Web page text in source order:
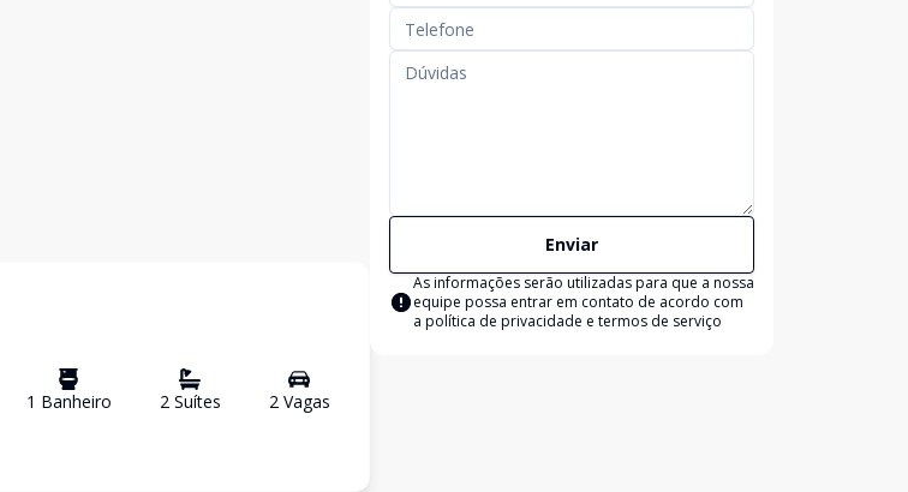
1 Banheiro 2Suítes 2Vagas
Enviar
As informações serão utilizadas para que a nossa
equipe possa entrar em contato de acordo com
a política de privacidade e termos de serviço